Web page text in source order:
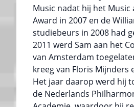
Music nadat hij het Music
Award in 2007 en de
studiebeurs in 2008 had
2011 werd Sam aan het
van Amsterdam
kreeg van Floris Mijnders
Het jaar daarop werd hij
de Nederlands